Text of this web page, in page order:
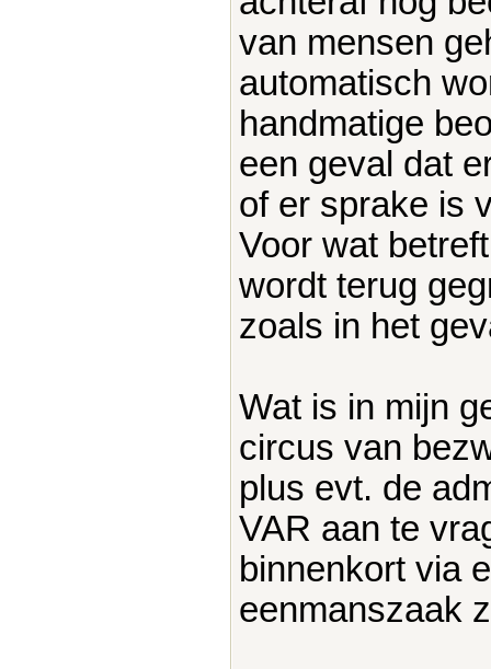
van mensen
automatisch
handmatige
een geval dat
of er sprake is
Voor wat
wordt terug
zoals in het
Wat is in mijn
circus van
plus evt. de
VAR aan te
binnenkort via
eenmanszaak